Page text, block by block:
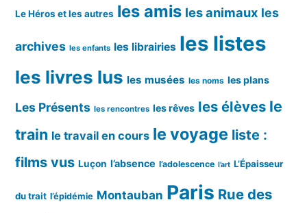
Le Héros et les autres les amis les animaux les
archives les enfants les librairies les listes
les livres lus les musées les noms les plans
Les Présents les rencontres les rêves les élèves le
train le travail en cours le voyage liste :
films vus Luçon l’absence l’adolescence l’art L’Épaisseur
du trait l’épidémie Montauban Paris Rue des